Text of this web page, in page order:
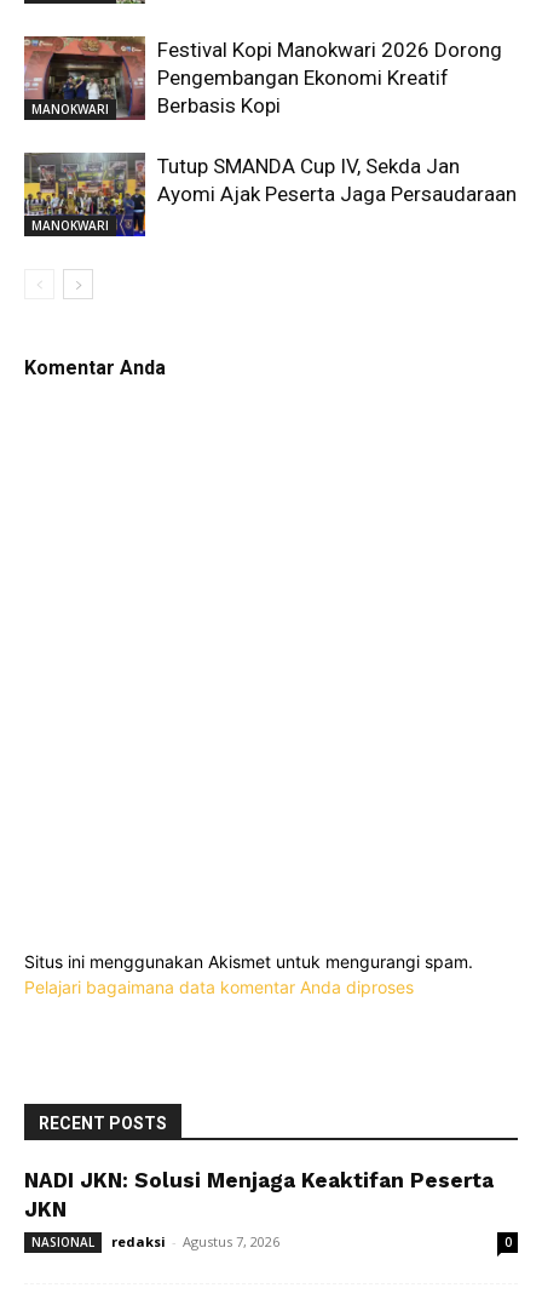
MANOKWARI
Festival Kopi Manokwari 2026 Dorong
Pengembangan Ekonomi Kreatif
Berbasis Kopi
MANOKWARI
Tutup SMANDA Cup IV, Sekda Jan
Ayomi Ajak Peserta Jaga Persaudaraan
Komentar Anda
Situs ini menggunakan Akismet untuk mengurangi spam.
Pelajari bagaimana data komentar Anda diproses
RECENT POSTS
NADI JKN: Solusi Menjaga Keaktifan Peserta
JKN
NASIONAL redaksi - Agustus 7, 2026 0